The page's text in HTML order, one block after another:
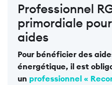
Professionnel
primordiale
aides
Pour bénéficier des
énergétique, il est
un professionnel «